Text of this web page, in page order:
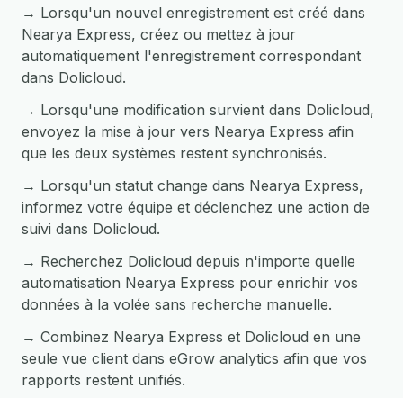
→ Lorsqu'un nouvel enregistrement est créé dans
Nearya Express, créez ou mettez à jour
automatiquement l'enregistrement correspondant
dans Dolicloud.
→ Lorsqu'une modification survient dans Dolicloud,
envoyez la mise à jour vers Nearya Express afin
que les deux systèmes restent synchronisés.
→ Lorsqu'un statut change dans Nearya Express,
informez votre équipe et déclenchez une action de
suivi dans Dolicloud.
→ Recherchez Dolicloud depuis n'importe quelle
automatisation Nearya Express pour enrichir vos
données à la volée sans recherche manuelle.
→ Combinez Nearya Express et Dolicloud en une
seule vue client dans eGrow analytics afin que vos
rapports restent unifiés.